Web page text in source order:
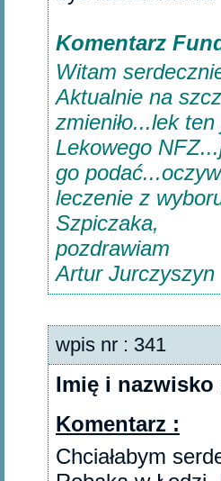
Komentarz
Witam
Aktualnie na
zmieniło...lek
Lekowego
go
leczenie z
Szpiczaka,
pozdrawiam
Artur Jurczyszyn
wpis nr : 341
Imię i nazwisko
Komentarz :
Chciałabym